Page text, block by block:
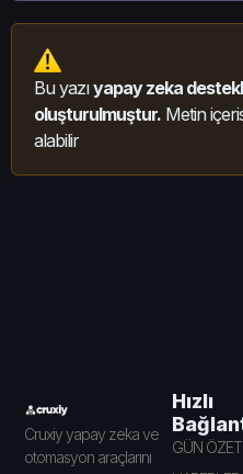
Bu yazıyapay zeka
oluşturulmuştur. Metin
alabilir
Cruxiy yapay zeka ve
otomasyon araçlarını
Hızlı
GÜN